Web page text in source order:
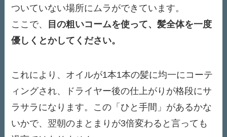
ついていない場所にムラができています。
ここで、
目の粗いコームを使って、髪全体を一度
優しくとかしてください。
これにより、オイルが1本1本の髪に均一にコーテ
ィングされ、ドライヤー後の仕上がりが格段にサ
ラサラになります。この「ひと手間」があるかな
いかで、翌朝のまとまりが3倍変わると言っても